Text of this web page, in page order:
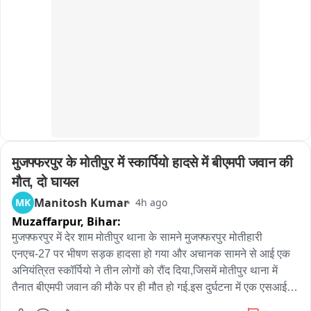
मुजफ्फरपुर के मोतीपुर में स्कार्पियो हादसे में बीएमपी जवान की
मौत, दो घायल
MK Manitosh Kumar 4h ago
Muzaffarpur, Bihar:
मुजफ्फरपुर में देर शाम मोतीपुर थाना के सामने मुजफ्फरपुर मोतीहारी
एनएच-27 पर भीषण सड़क हादसा हो गया और अचानक सामने से आई एक
अनियंत्रित स्कॉर्पियो ने तीन लोगों को रौंद दिया,जिसमें मोतीपुर थाना में
तैनात बीएमपी जवान की मौके पर ही मौत हो गई.इस दुर्घटना में एक एसआई